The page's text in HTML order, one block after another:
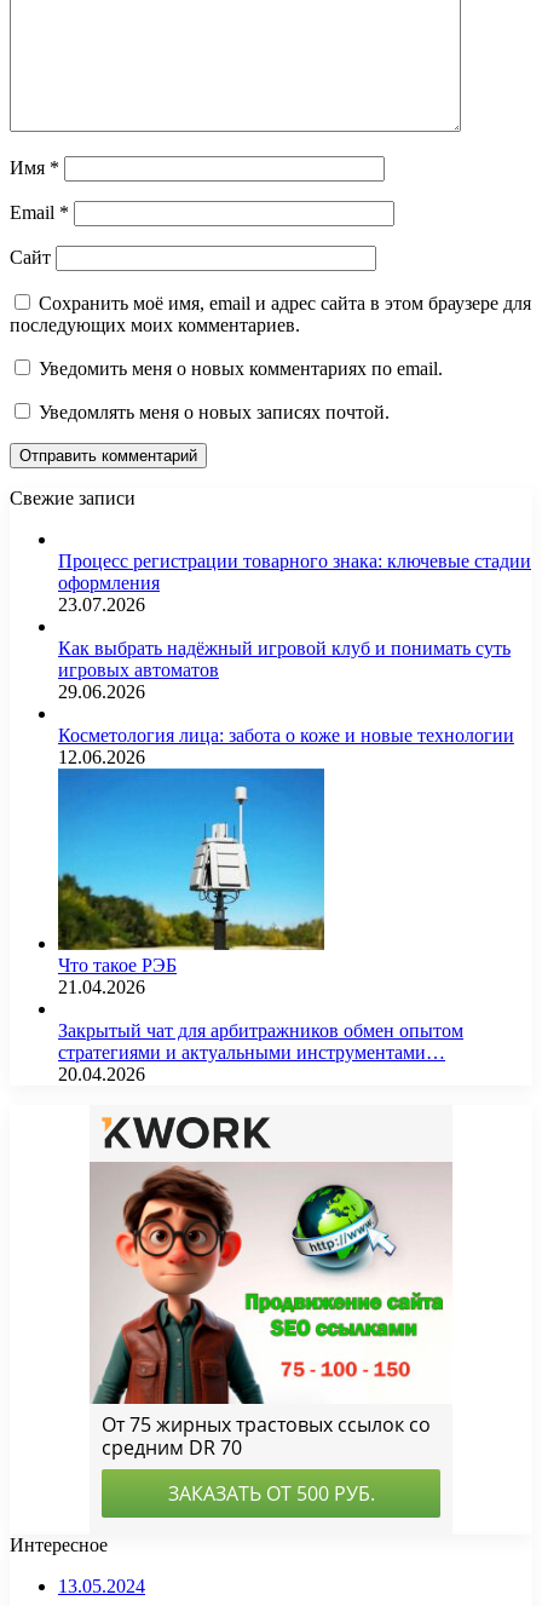
Имя *
Email *
Сайт
Сохранить моё имя, email и адрес сайта в этом браузере для
последующих моих комментариев.
Уведомить меня о новых комментариях по email.
Уведомлять меня о новых записях почтой.
Свежие записи
Процесс регистрации товарного знака: ключевые стадии
оформления
23.07.2026
Как выбрать надёжный игровой клуб и понимать суть
игровых автоматов
29.06.2026
Косметология лица: забота о коже и новые технологии
12.06.2026
Что такое РЭБ
21.04.2026
Закрытый чат для арбитражников обмен опытом
стратегиями и актуальными инструментами…
20.04.2026
Интересное
13.05.2024